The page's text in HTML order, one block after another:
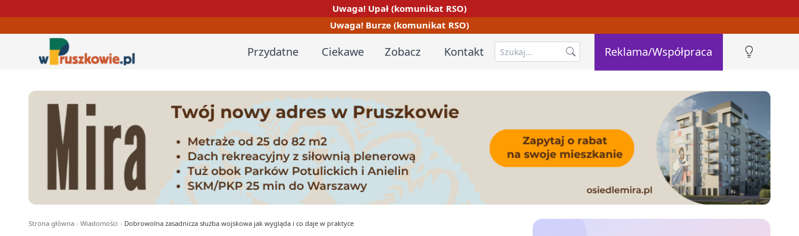
Uwaga! Upał (komunikat RSO)
Uwaga! Burze (komunikat RSO)
Przydatne Ciekawe Zobacz Kontakt Reklama/Współpraca
Strona główna Wiadomości Dobrowolna zasadnicza służba wojskowa jak wygląda i co daje w praktyce